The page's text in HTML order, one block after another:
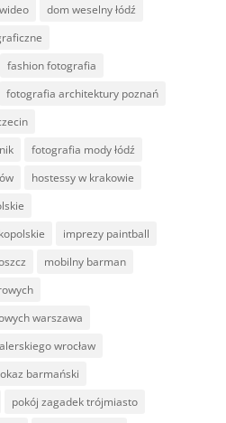
dom weselny łódź
fashion fotografia
fotografia architektury poznań
fotografia mody łódź
hostessy w krakowie
imprezy paintball
mobilny barman
warszawa
wrocław
barmański
pokój zagadek trójmiasto